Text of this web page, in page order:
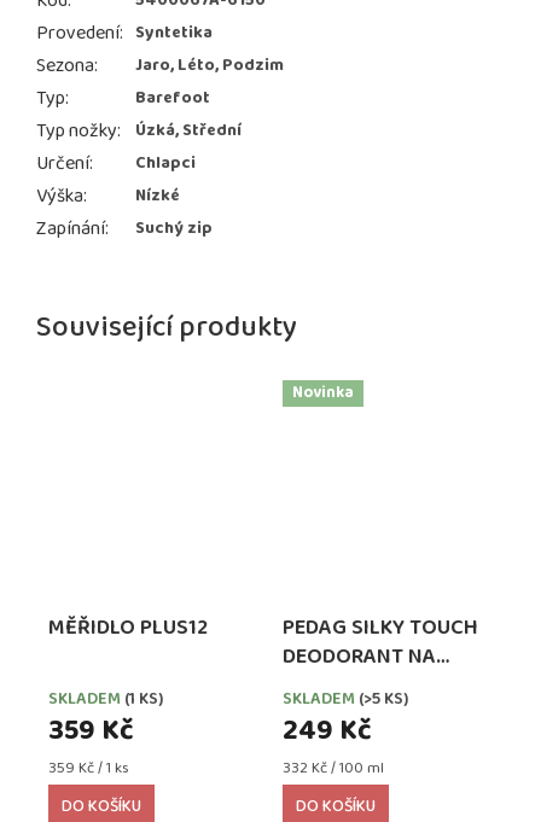
Související produkty
MĚŘIDLO PLUS12
SKLADEM (1 KS)
359 Kč
Měrná
cena:
359 Kč / 1 ks
DO KOŠÍKU
Novinka
PEDAG SILKY TOUCH
DEODORANT NA
NOHY PROTI
ODĚRKÁM A
PUCHÝŘŮM
SKLADEM (>5 KS)
249 Kč
Měrná
cena:
332 Kč / 100 ml
DO KOŠÍKU
Provedení: Syntetika
Sezona: Jaro, Léto, Podzim
Typ: Barefoot
Typ nožky: Úzká, Střední
Určení: Chlapci
Výška: Nízké
Zapínání: Suchý zip